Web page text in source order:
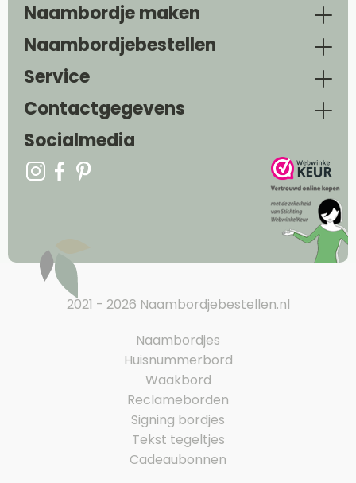
Naambordje maken
Naambordjebestellen
Service
Contactgegevens
Socialmedia
2021 - 2026 Naambordjebestellen.nl
Naambordjes
Huisnummerbord
Waakbord
Reclameborden
Signing bordjes
Tekst tegeltjes
Cadeaubonnen